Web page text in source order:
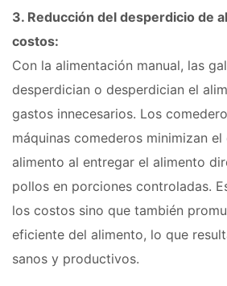
3. Reducción del desperdicio de
costos:
Con la alimentación manual, las
desperdician o desperdician el
gastos innecesarios. Los
máquinas comederos minimizan
alimento al entregar el alimento
pollos en porciones controladas.
los costos sino que también
eficiente del alimento, lo que
sanos y productivos.